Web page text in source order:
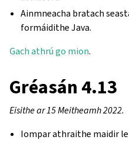
Ainmneacha bratach
formáidithe Java.
Gach athrú go mion.
Gréasán 4.13
Eisithe ar 15 Meitheamh 2022.
Iompar athraithe maidir